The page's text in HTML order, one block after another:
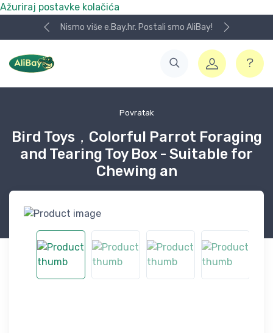
Ažuriraj postavke kolačića
Nismo više e.Bay.hr. Postali smo AliBay!
Povratak
Bird Toys，Colorful Parrot Foraging
and Tearing Toy Box - Suitable for
Chewing an